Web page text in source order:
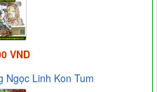
VND
Ngọc Linh Kon Tum